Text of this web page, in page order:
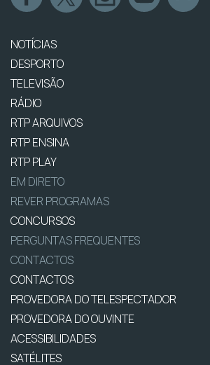
NOTÍCIAS
DESPORTO
TELEVISÃO
RÁDIO
RTP ARQUIVOS
RTP ENSINA
RTP PLAY
EM DIRETO
REVER PROGRAMAS
CONCURSOS
PERGUNTAS FREQUENTES
CONTACTOS
CONTACTOS
PROVEDORA DO TELESPECTADOR
PROVEDORA DO OUVINTE
ACESSIBILIDADES
SATÉLITES